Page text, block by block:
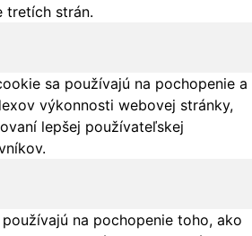
tretích strán.
sa používajú na pochopenie a
výkonnosti webovej stránky,
lepšej používateľskej
na pochopenie toho, ako